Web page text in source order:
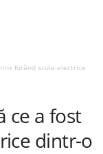
furând scule electrice
ce a fost
dintr-o